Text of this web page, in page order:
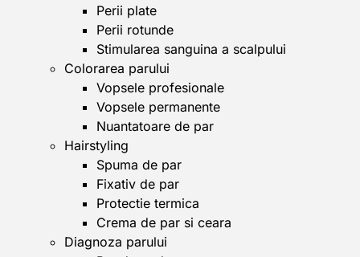
Perii plate
Perii rotunde
Stimularea sanguina a scalpului
Colorarea parului
Vopsele profesionale
Vopsele permanente
Nuantatoare de par
Hairstyling
Spuma de par
Fixativ de par
Protectie termica
Crema de par si ceara
Diagnoza parului